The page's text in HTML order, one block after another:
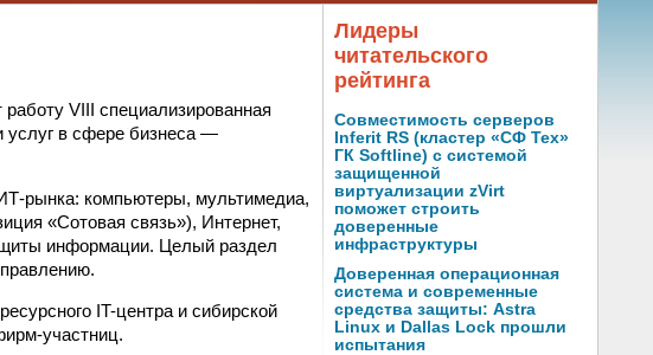
VIII специализированная
услуг в сфере бизнеса —
рынка: компьютеры, мультимедиа,
«Сотовая связь»), Интернет,
информации. Целый раздел
IT-центра и сибирской
участниц.
Лидеры
читательского
рейтинга
Совместимость серверов
Inferit RS (кластер «СФ Тех»
ГК Softline) с системой
защищенной
виртуализации zVirt
поможет строить
доверенные
инфраструктуры
Доверенная операционная
система и современные
средства защиты: Astra
Linux и Dallas Lock прошли
испытания